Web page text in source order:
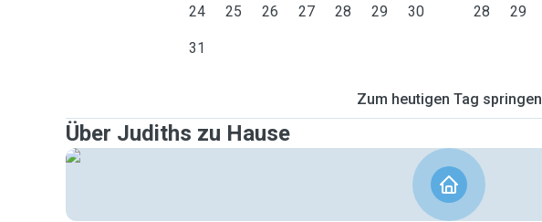
24 25 26 27 28 29 30
31
28 29
Zum heutigen Tag springen
Über Judiths zu Hause